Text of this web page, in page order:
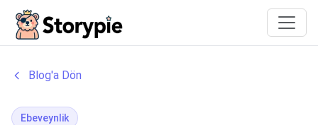
Blog'a Dön
Ebeveynlik